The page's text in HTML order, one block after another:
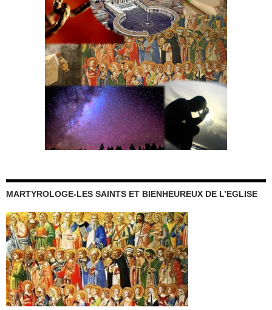
MARTYROLOGE-LES SAINTS ET BIENHEUREUX DE L’EGLISE